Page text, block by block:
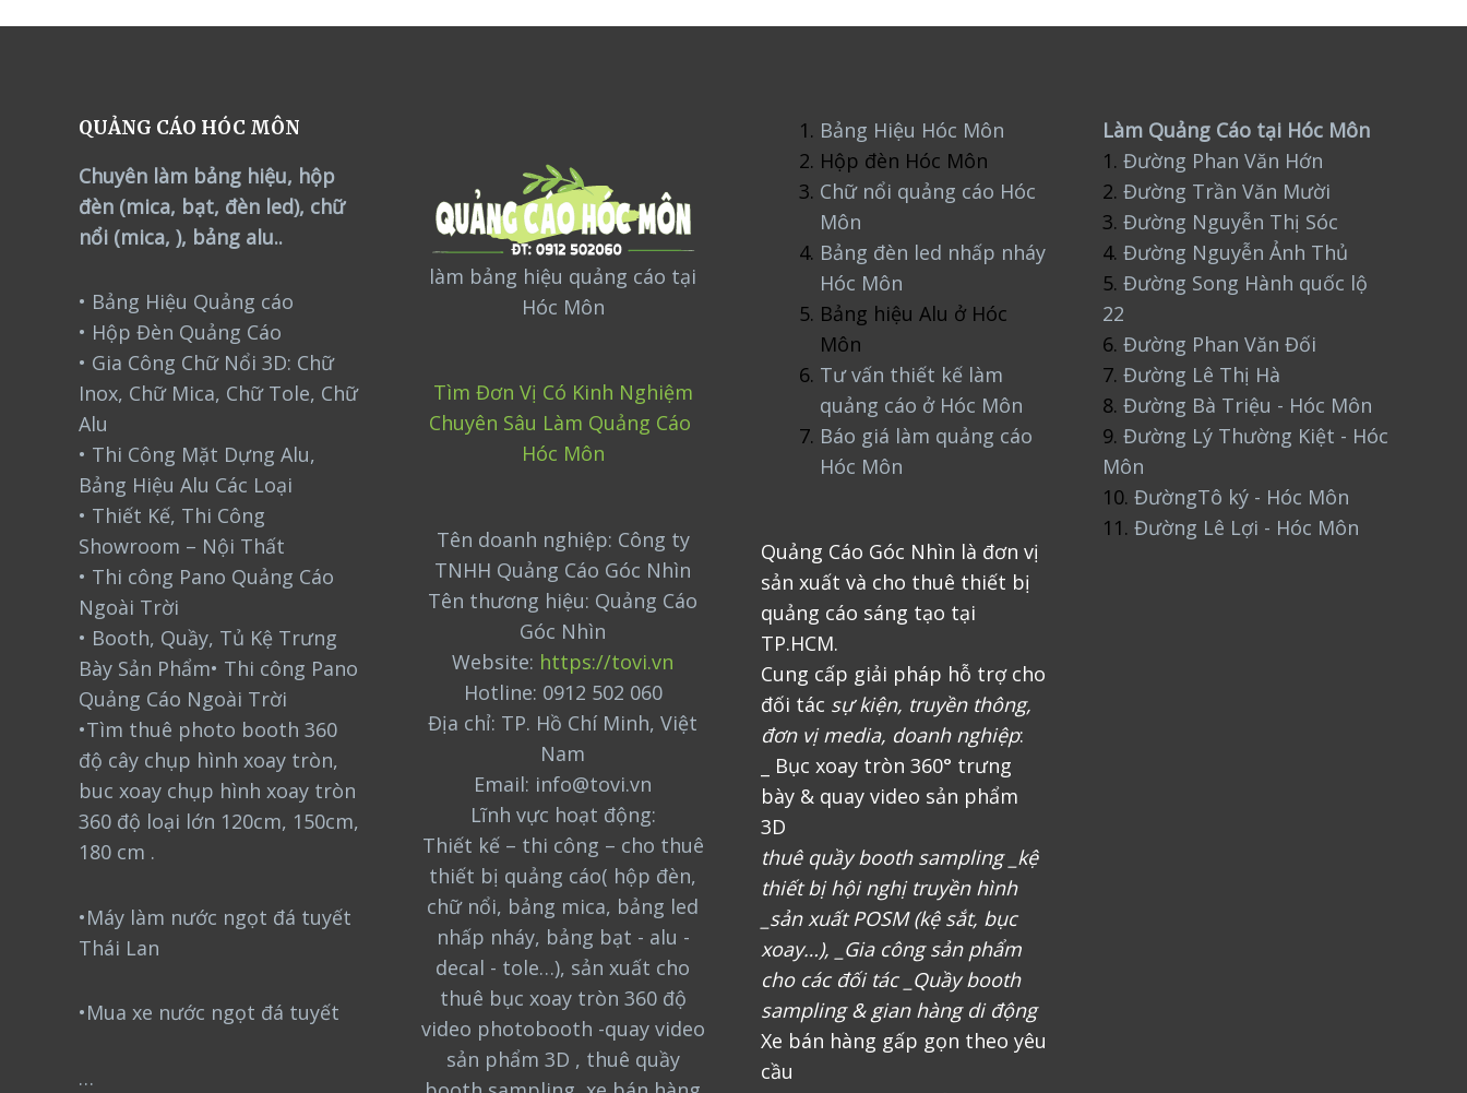
QUẢNG CÁO HÓC MÔN
Chuyên làm bảng hiệu, hộp
đèn (mica, bạt, đèn led), chữ
nổi (mica, ), bảng alu..
• Bảng Hiệu Quảng cáo
• Hộp Đèn Quảng Cáo
• Gia Công Chữ Nổi 3D: Chữ
Inox, Chữ Mica, Chữ Tole, Chữ
Alu
• Thi Công Mặt Dựng Alu,
Bảng Hiệu Alu Các Loại
• Thiết Kế, Thi Công
Showroom – Nội Thất
• Thi công Pano Quảng Cáo
Ngoài Trời
• Booth, Quầy, Tủ Kệ Trưng
Bày Sản Phẩm• Thi công Pano
Quảng Cáo Ngoài Trời
•Tìm thuê photo booth 360
độ cây chụp hình xoay tròn,
buc xoay chụp hình xoay tròn
360 độ loại lớn 120cm, 150cm,
180 cm .
•Máy làm nước ngọt đá tuyết
Thái Lan
•Mua xe nước ngọt đá tuyết
…
làm bảng hiệu quảng cáo tại
Hóc Môn
Tìm Đơn Vị Có Kinh Nghiệm
Chuyên Sâu Làm Quảng Cáo
Hóc Môn
Tên doanh nghiệp: Công ty
TNHH Quảng Cáo Góc Nhìn
Tên thương hiệu: Quảng Cáo
Góc Nhìn
Website: https://tovi.vn
Hotline: 0912 502 060
Địa chỉ: TP. Hồ Chí Minh, Việt
Nam
Email: info@tovi.vn
Lĩnh vực hoạt động:
Thiết kế – thi công – cho thuê
thiết bị quảng cáo( hộp đèn,
chữ nổi, bảng mica, bảng led
nhấp nháy, bảng bạt - alu -
decal - tole…), sản xuất cho
thuê bục xoay tròn 360 độ
video photobooth -quay video
sản phẩm 3D , thuê quầy
Bảng Hiệu Hóc Môn
Hộp đèn Hóc Môn
Chữ nổi quảng cáo Hóc
Môn
Bảng đèn led nhấp nháy
Hóc Môn
Bảng hiệu Alu ở Hóc
Môn
Tư vấn thiết kế làm
quảng cáo ở Hóc Môn
Báo giá làm quảng cáo
Hóc Môn
Quảng Cáo Góc Nhìn là đơn vị
sản xuất và cho thuê thiết bị
quảng cáo sáng tạo tại
TP.HCM.
Cung cấp giải pháp hỗ trợ cho
đối tác sự kiện, truyền thông,
đơn vị media, doanh nghiệp:
_ Bục xoay tròn 360° trưng
bày & quay video sản phẩm
3D
thuê quầy booth sampling _kệ
thiết bị hội nghị truyền hình
_sản xuất POSM (kệ sắt, bục
xoay…), _Gia công sản phẩm
cho các đối tác _Quầy booth
sampling & gian hàng di động
Xe bán hàng gấp gọn theo yêu
cầu
Làm Quảng Cáo tại Hóc Môn
1. Đường Phan Văn Hớn
2. Đường Trần Văn Mười
3. Đường Nguyễn Thị Sóc
4. Đường Nguyễn Ảnh Thủ
5. Đường Song Hành quốc lộ
22
6. Đường Phan Văn Đối
7. Đường Lê Thị Hà
8. Đường Bà Triệu - Hóc Môn
9. Đường Lý Thường Kiệt - Hóc
Môn
10. ĐườngTô ký - Hóc Môn
11. Đường Lê Lợi - Hóc Môn